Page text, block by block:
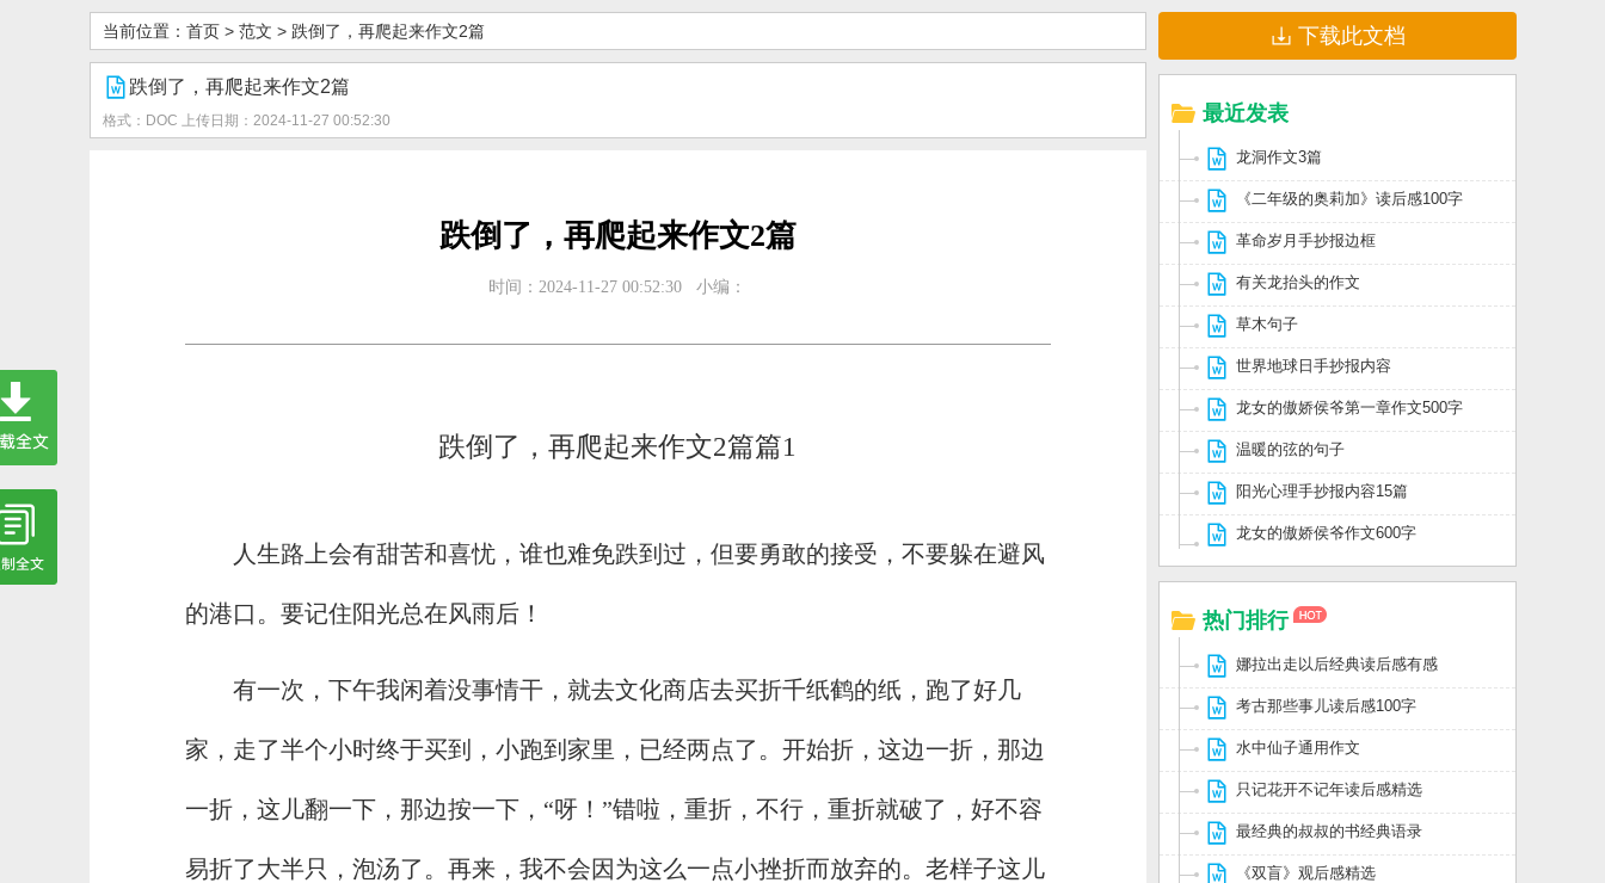
当前位置： 首页> 范文 > 跌倒了，再爬起来作文2篇
跌倒了，再爬起来作文2篇
格式：DOC 上传日期：2024-11-27 00:52:30
跌倒了，再爬起来作文2篇
时间：2024-11-27 00:52:30 小编：
跌倒了，再爬起来作文2篇篇1
人生路上会有甜苦和喜忧，谁也难免跌到过，但要勇敢的接受，不要躲在避风
的港口。要记住阳光总在风雨后！
有一次，下午我闲着没事情干，就去文化商店去买折千纸鹤的纸，跑了好几
家，走了半个小时终于买到，小跑到家里，已经两点了。开始折，这边一折，那边
一折，这儿翻一下，那边按一下，“呀！”错啦，重折，不行，重折就破了，好不容
易折了大半只，泡汤了。再来，我不会因为这么一点小挫折而放弃的。老样子这儿
下载此文档
最近发表
龙洞作文3篇
《二年级的奥莉加》读后感100字
革命岁月手抄报边框
有关龙抬头的作文
草木句子
世界地球日手抄报内容
龙女的傲娇侯爷第一章作文500字
温暖的弦的句子
阳光心理手抄报内容15篇
龙女的傲娇侯爷作文600字
热门排行
娜拉出走以后经典读后感有感
考古那些事儿读后感100字
水中仙子通用作文
只记花开不记年读后感精选
最经典的叔叔的书经典语录
《双盲》观后感精选